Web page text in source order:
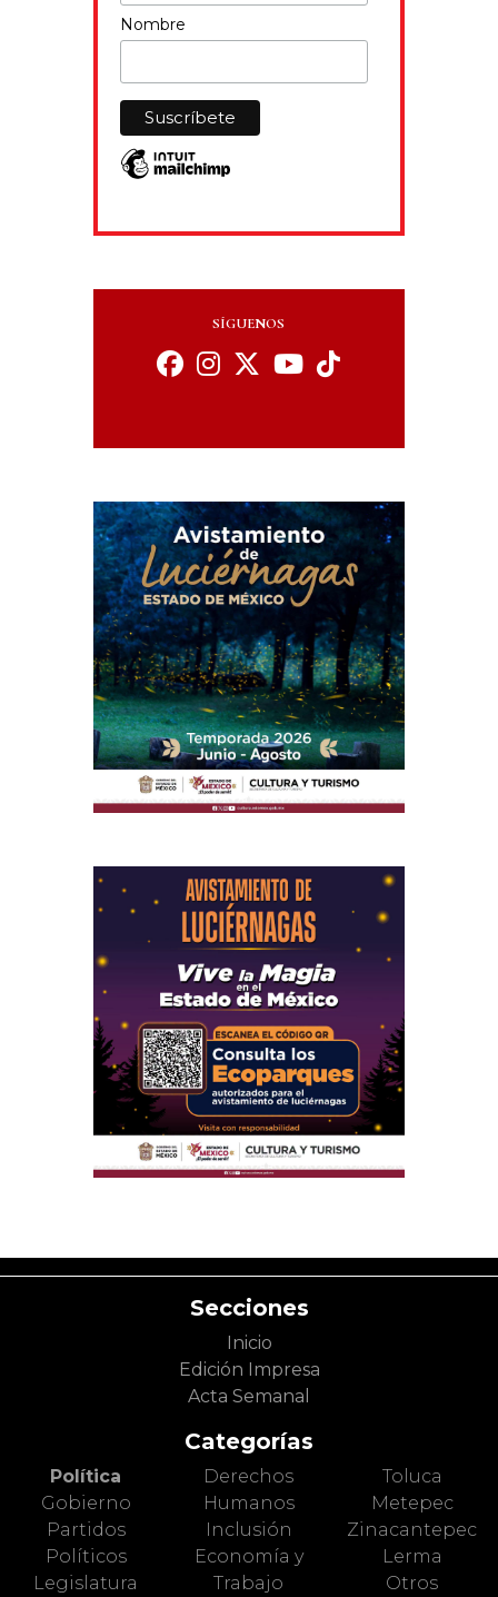
Nombre
SÍGUENOS
Secciones
Inicio
Edición Impresa
Acta Semanal
Categorías
Política
Gobierno
Partidos
Políticos
Legislatura
Derechos
Humanos
Inclusión
Economía y
Trabajo
Toluca
Metepec
Zinacantepec
Lerma
Otros